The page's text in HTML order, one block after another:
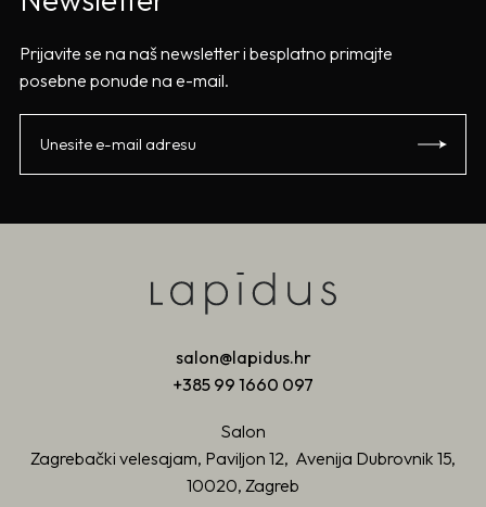
Prijavite se na naš newsletter i besplatno primajte
posebne ponude na e-mail.
salon@lapidus.hr
+385 99 1660 097
Salon
Zagrebački velesajam, Paviljon 12, Avenija Dubrovnik 15,
10020, Zagreb